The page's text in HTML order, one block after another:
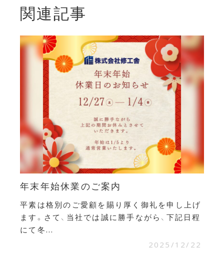
関連記事
年末年始休業のご案内
平素は格別のご愛顧を賜り厚く御礼を申し上げ
ます。さて、当社では誠に勝手ながら、下記日程
にて冬...
2025/12/22